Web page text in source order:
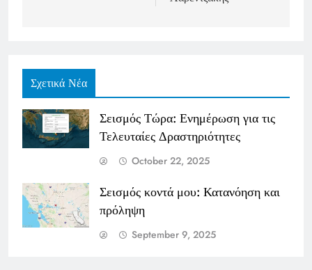
Σχετικά Νέα
Σεισμός Τώρα: Ενημέρωση για τις
Τελευταίες Δραστηριότητες
October 22, 2025
Σεισμός κοντά μου: Κατανόηση και
πρόληψη
September 9, 2025